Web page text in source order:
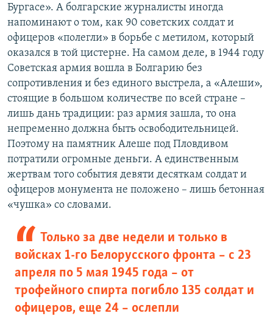
Бургасе». А болгарские журналисты иногда
напоминают о том, как 90 советских солдат и
офицеров «полегли» в борьбе с метилом, который
оказался в той цистерне. На самом деле, в 1944 году
Советская армия вошла в Болгарию без
сопротивления и без единого выстрела, а «Алеши»,
стоящие в большом количестве по всей стране –
лишь дань традиции: раз армия зашла, то она
непременно должна быть освободительницей.
Поэтому на памятник Алеше под Пловдивом
потратили огромные деньги. А единственным
жертвам того события девяти десяткам солдат и
офицеров монумента не положено – лишь бетонная
«чушка» со словами.
Только за две недели и только в
войсках 1-го Белорусского фронта – с 23
апреля по 5 мая 1945 года – от
трофейного спирта погибло 135 солдат и
офицеров, еще 24 – ослепли